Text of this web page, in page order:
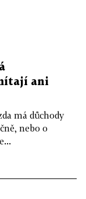
ani
má důchody
nebo o